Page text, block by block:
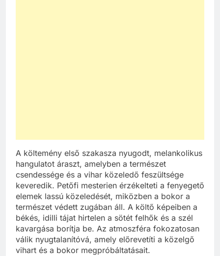
A költemény első szakasza nyugodt, melankolikus
hangulatot áraszt, amelyben a természet
csendessége és a vihar közeledő feszültsége
keveredik. Petőfi mesterien érzékelteti a fenyegető
elemek lassú közeledését, miközben a bokor a
természet védett zugában áll. A költő képeiben a
békés, idilli tájat hirtelen a sötét felhők és a szél
kavargása borítja be. Az atmoszféra fokozatosan
válik nyugtalanítóvá, amely előrevetíti a közelgő
vihart és a bokor megpróbáltatásait.